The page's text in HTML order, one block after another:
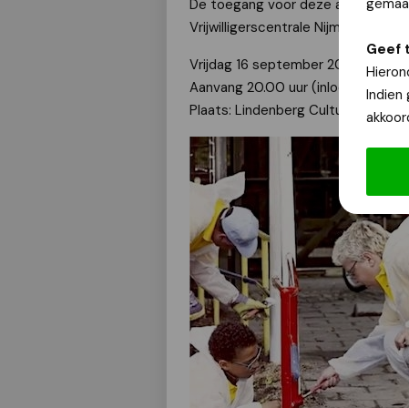
Geef
Indien
De toegang voor deze avond is
Vrijwilligerscentrale Nijmegen:
Vrijdag 16 september 2022
Aanvang 20.00 uur (inloop vanaf
Plaats: Lindenberg Cultuurhuis,